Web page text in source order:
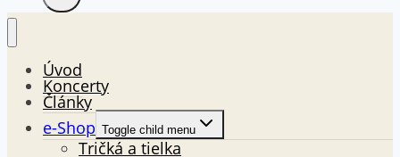
Úvod
Koncerty
Články
e-Shop Toggle child menu
Tričká a tielka